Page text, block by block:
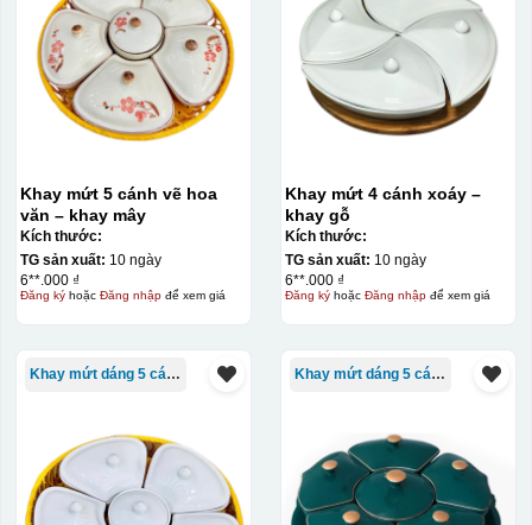
bằng một thanh gạt (squeegee) để in lên bề mặt sản
phẩm như ly, cốc, bút, móc khóa hay các vật phẩm quà
tặng khác. Kỹ thuật này cho phép in được nhiều màu sắc
khác nhau, độ bền cao, có thể in trên nhiều chất liệu và
phù hợp cho sản xuất số lượng lớn, tuy nhiên đòi hỏi
tương đối cao.
Kiểu hộp:
Hộp xi lót lụa
Khay mứt 5 cánh vẽ hoa
văn – khay mây
Kích thước:
TG sản xuất: 10 ngày
6**.000 ₫
Đăng kýhoặc Đăng nhậpđể xem giá
Khay mứt 4 cánh xoáy –
khay gỗ
Kích thước:
TG sản xuất: 10 ngày
6**.000 ₫
Đăng kýhoặc Đăng nhậpđể xem giá
Khay mứt dáng 5 cánh Khay mứt dáng 5 cánh